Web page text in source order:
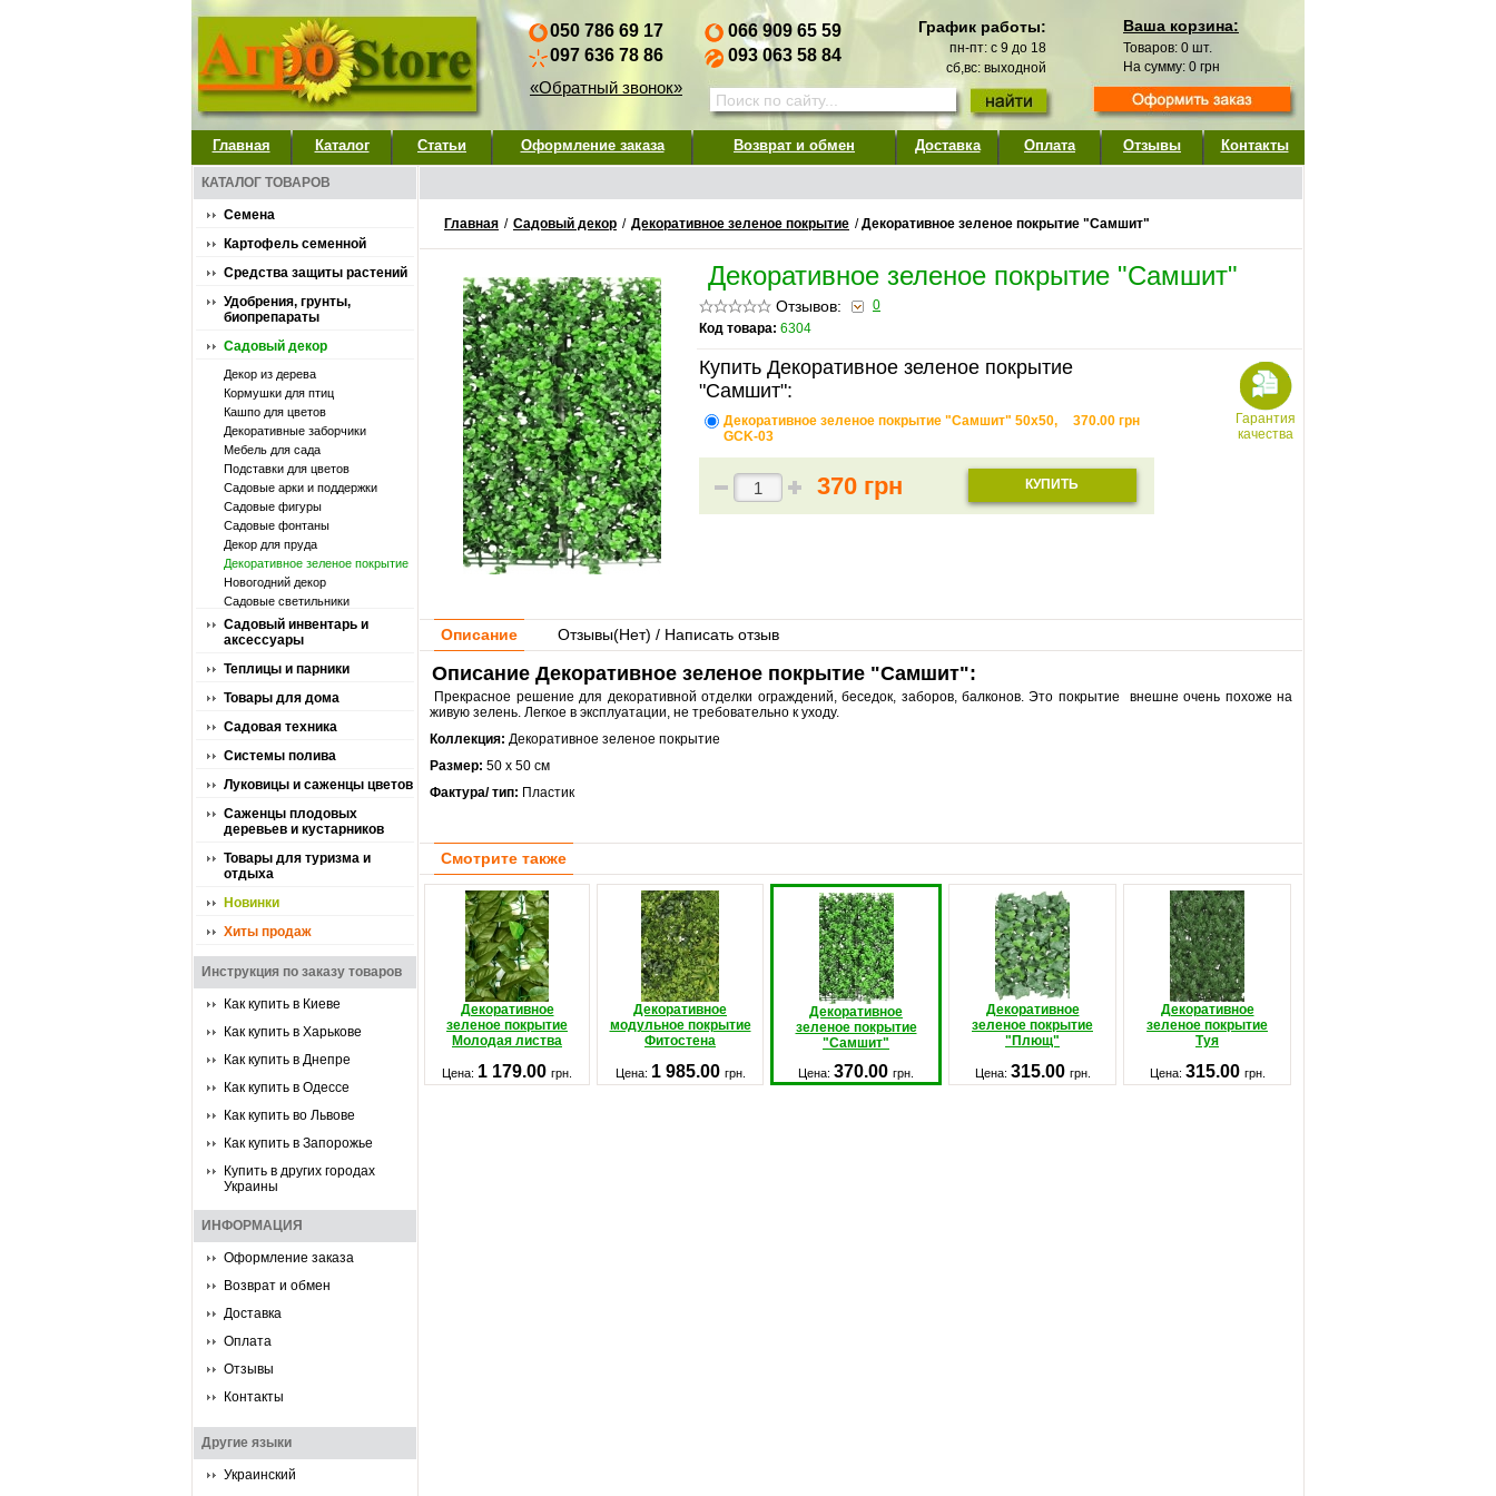
050 786 69 17
097 636 78 86
«Обратный звонок»
066 909 65 59
093 063 58 84
График работы:
пн-пт: с 9 до 18
сб,вс: выходной
Ваша корзина:
Товаров: 0 шт.
На сумму: 0 грн
Главная Каталог Статьи Оформление заказа Возврат и обмен Доставка Оплата Отзывы Контакты
КАТАЛОГ ТОВАРОВ
Семена
Картофель семенной
Средства защиты растений
Удобрения, грунты,
биопрепараты
Садовый декор
Декор из дерева
Кормушки для птиц
Кашпо для цветов
Декоративные заборчики
Мебель для сада
Подставки для цветов
Садовые арки и поддержки
Садовые фигуры
Садовые фонтаны
Декор для пруда
Декоративное зеленое покрытие
Новогодний декор
Садовые светильники
Садовый инвентарь и
аксессуары
Теплицы и парники
Товары для дома
Садовая техника
Системы полива
Луковицы и саженцы цветов
Саженцы плодовых
деревьев и кустарников
Товары для туризма и
отдыха
Новинки
Хиты продаж
Инструкция по заказу товаров
Как купить в Киеве
Как купить в Харькове
Как купить в Днепре
Как купить в Одессе
Как купить во Львове
Как купить в Запорожье
Купить в других городах
Украины
ИНФОРМАЦИЯ
Оформление заказа
Возврат и обмен
Доставка
Оплата
Отзывы
Контакты
Другие языки
Украинский
Главная / Садовый декор / Декоративное зеленое покрытие /Декоративное зеленое покрытие "Самшит"
Декоративное зеленое покрытие "Самшит"
Отзывов:
0
Код товара: 6304
Купить Декоративное зеленое покрытие
"Самшит":
Декоративное зеленое покрытие "Самшит" 50х50,
GCK-03
370.00 грн
370 грн КУПИТЬ
Гарантия
качества
Описание Отзывы(Нет) / Написать отзыв
Описание Декоративное зеленое покрытие "Самшит":
Прекрасное решение для декоративной отделки ограждений, беседок, заборов, балконов. Это покрытие внешне очень похоже на
живую зелень. Легкое в эксплуатации, не требовательно к уходу.
Коллекция: Декоративное зеленое покрытие
Размер: 50 х 50 см
Фактура/ тип: Пластик
Смотрите также
Декоративное
зеленое покрытие
Молодая листва
Декоративное
модульное покрытие
Фитостена
Декоративное
зеленое покрытие
"Самшит"
Декоративное
зеленое покрытие
"Плющ"
Декоративное
зеленое покрытие
Туя
Цена: 1 179.00 грн. Цена: 1 985.00 грн. Цена: 370.00 грн. Цена: 315.00 грн. Цена: 315.00 грн.